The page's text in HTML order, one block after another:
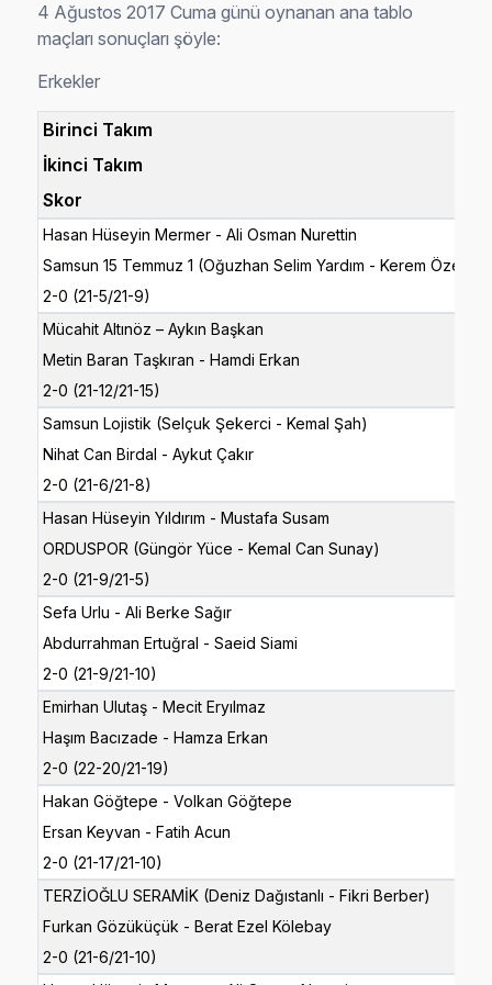
4 Ağustos 2017 Cuma günü oynanan ana tablo
maçları sonuçları şöyle:
Erkekler
Birinci Takım
İkinci Takım
Skor
Hasan Hüseyin Mermer - Ali Osman Nurettin
Samsun 15 Temmuz 1 (Oğuzhan Selim Yardım - Kerem Özel)
2-0 (21-5/21-9)
Mücahit Altınöz – Aykın Başkan
Metin Baran Taşkıran - Hamdi Erkan
2-0 (21-12/21-15)
Samsun Lojistik (Selçuk Şekerci - Kemal Şah)
Nihat Can Birdal - Aykut Çakır
2-0 (21-6/21-8)
Hasan Hüseyin Yıldırım - Mustafa Susam
ORDUSPOR (Güngör Yüce - Kemal Can Sunay)
2-0 (21-9/21-5)
Sefa Urlu - Ali Berke Sağır
Abdurrahman Ertuğral - Saeid Siami
2-0 (21-9/21-10)
Emirhan Ulutaş - Mecit Eryılmaz
Haşım Bacızade - Hamza Erkan
2-0 (22-20/21-19)
Hakan Göğtepe - Volkan Göğtepe
Ersan Keyvan - Fatih Acun
2-0 (21-17/21-10)
TERZİOĞLU SERAMİK (Deniz Dağıstanlı - Fikri Berber)
Furkan Gözüküçük - Berat Ezel Kölebay
2-0 (21-6/21-10)